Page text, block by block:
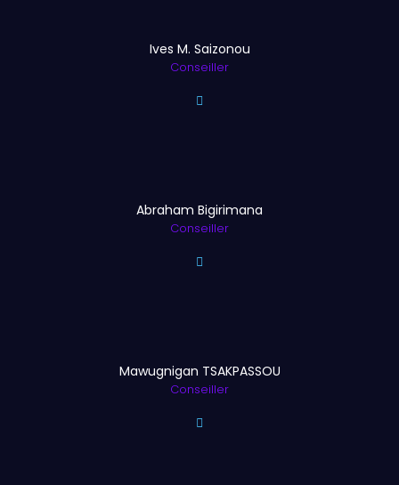
Ives M. Saizonou
Conseiller
Abraham Bigirimana
Conseiller
Mawugnigan TSAKPASSOU
Conseiller